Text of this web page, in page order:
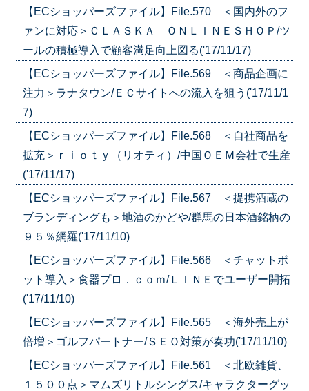
【ECショッパーズファイル】File.570 ＜国内外のフ
ァンに対応＞ＣＬＡＳＫＡ ＯＮＬＩＮＥＳＨＯＰ/ツ
ールの積極導入で顧客満足向上図る('17/11/17)
【ECショッパーズファイル】File.569 ＜商品企画に
注力＞ラナタウン/ＥＣサイトへの流入を狙う('17/11/1
7)
【ECショッパーズファイル】File.568 ＜自社商品を
拡充＞ｒｉｏｔｙ（リオティ）/中国ＯＥＭ会社で生産
('17/11/17)
【ECショッパーズファイル】File.567 ＜提携酒蔵の
ブランディングも＞地酒のかどや/群馬の日本酒銘柄の
９５％網羅('17/11/10)
【ECショッパーズファイル】File.566 ＜チャットボ
ット導入＞食器プロ．ｃｏｍ/ＬＩＮＥでユーザー開拓
('17/11/10)
【ECショッパーズファイル】File.565 ＜海外売上が
倍増＞ゴルフパートナー/ＳＥＯ対策が奏功('17/11/10)
【ECショッパーズファイル】File.561 ＜北欧雑貨、
１５００点＞マムズリトルシングス/キャラクターグッ